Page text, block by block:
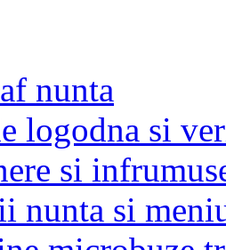
nunta
logodna si
si
nunta si